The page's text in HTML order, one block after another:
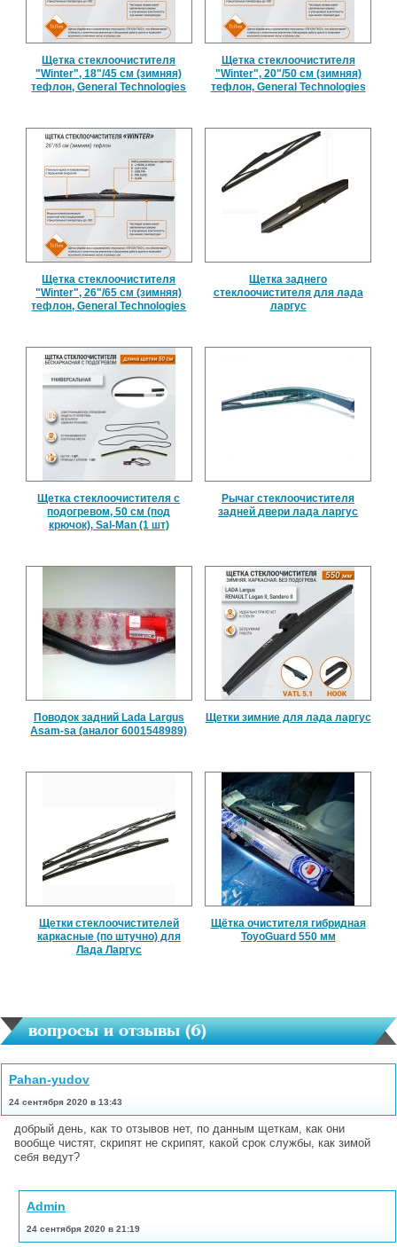
Щетка стеклоочистителя
"Winter", 18"/45 см (зимняя)
тефлон, General Technologies
Щетка стеклоочистителя
"Winter", 20"/50 см (зимняя)
тефлон, General Technologies
Щетка стеклоочистителя
"Winter", 26"/65 см (зимняя)
тефлон, General Technologies
Щетка заднего
стеклоочистителя для лада
ларгус
Щетка стеклоочистителя с
подогревом, 50 см (под
крючок), Sal-Man (1 шт)
Рычаг стеклоочистителя
задней двери лада ларгус
Поводок задний Lada Largus
Asam-sa (аналог 6001548989)
Щетки зимние для лада ларгус
Щетки стеклоочистителей
каркасные (по штучно) для
Лада Ларгус
Щётка очистителя гибридная
ToyoGuard 550 мм
вопросы и отзывы (6)
Pahan-yudov
24 сентября 2020 в 13:43
добрый день, как то отзывов нет, по данным щеткам, как они
вообще чистят, скрипят не скрипят, какой срок службы, как зимой
себя ведут?
Admin
24 сентября 2020 в 21:19